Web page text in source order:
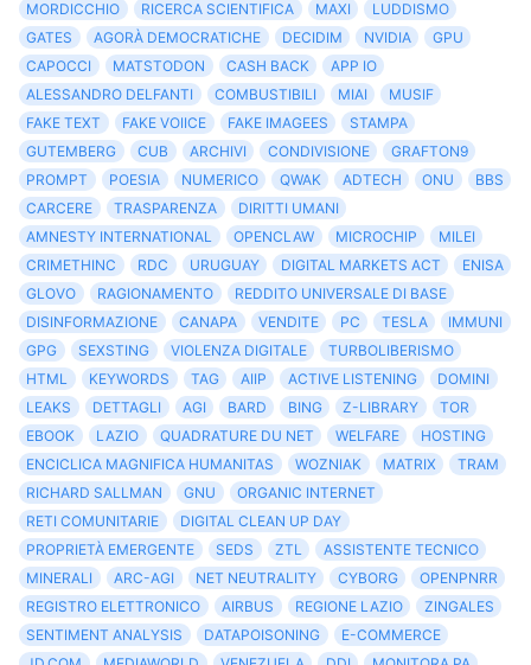
MORDICCHIO
RICERCA SCIENTIFICA MAXI
LUDDISMO
GATES
AGORÀ DEMOCRATICHE DECIDIM NVIDIA
GPU
CAPOCCI
MATSTODON CASH BACK
APP IO
ALESSANDRO DELFANTI
COMBUSTIBILI MIAI
MUSIF
FAKE TEXT
FAKE VOIICE FAKE IMAGEES
STAMPA
GUTEMBERG
CUB ARCHIVI CONDIVISIONE
GRAFTON9
PROMPT
POESIA NUMERICO QWAK ADTECH ONU
BBS
CARCERE
TRASPARENZA
DIRITTI UMANI
AMNESTY INTERNATIONAL
OPENCLAW MICROCHIP
MILEI
CRIMETHINC
RDC URUGUAY DIGITAL MARKETS ACT
ENISA
GLOVO
RAGIONAMENTO
REDDITO UNIVERSALE DI BASE
DISINFORMAZIONE
CANAPA VENDITE PC TESLA
IMMUNI
GPG
SEXSTING VIOLENZA DIGITALE
TURBOLIBERISMO
HTML
KEYWORDS TAG AIIP ACTIVE LISTENING
DOMINI
LEAKS
DETTAGLI AGI BARD BING Z-LIBRARY
TOR
EBOOK
LAZIO QUADRATURE DU NET WELFARE
HOSTING
ENCICLICA MAGNIFICA HUMANITAS
WOZNIAK MATRIX
TRAM
RICHARD SALLMAN
GNU
ORGANIC INTERNET
RETI COMUNITARIE
DIGITAL CLEAN UP DAY
PROPRIETÀ EMERGENTE
SEDS ZTL
ASSISTENTE TECNICO
MINERALI
ARC-AGI NET NEUTRALITY CYBORG
OPENPNRR
REGISTRO ELETTRONICO
AIRBUS REGIONE LAZIO
ZINGALES
SENTIMENT ANALYSIS
DATAPOISONING
E-COMMERCE